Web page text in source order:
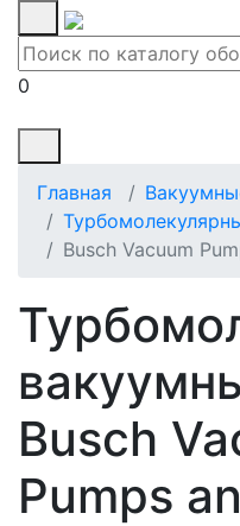
0
Главная
Busch Vacuum
Busch
Pumps